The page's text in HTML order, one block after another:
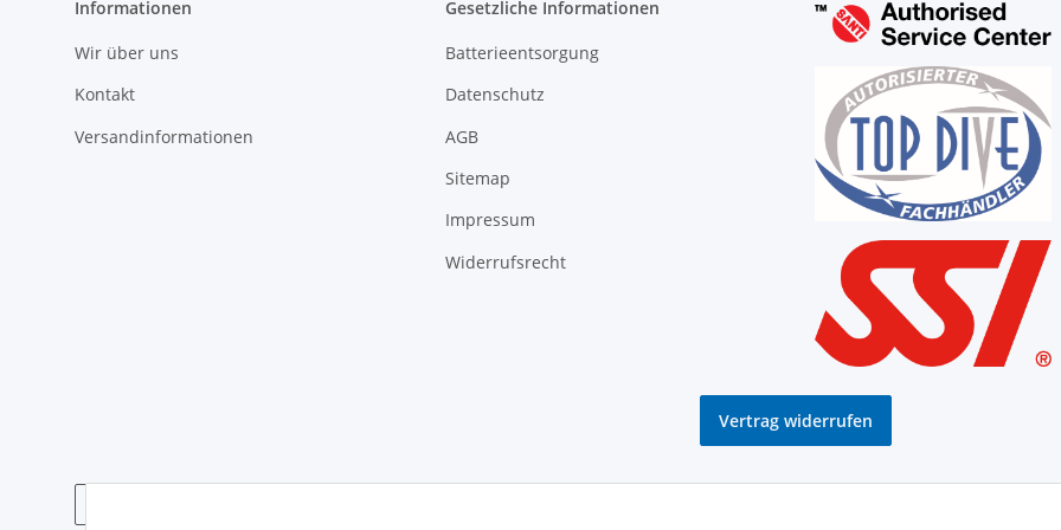
Informationen
Wir über uns
Kontakt
Versandinformationen
Gesetzliche Informationen
Batterieentsorgung
Datenschutz
AGB
Sitemap
Impressum
Widerrufsrecht
Vertrag widerrufen